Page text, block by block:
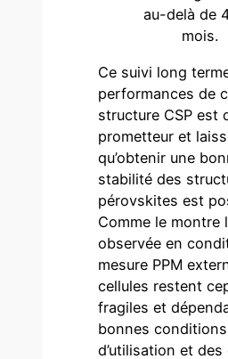
au-delà de
mois.
Ce suivi long
performances de
structure CSP est
prometteur et
qu’obtenir une
stabilité des
pérovskites est
Comme le montre
observée en
mesure PPM
cellules restent
fragiles et
bonnes conditions
d’utilisation et